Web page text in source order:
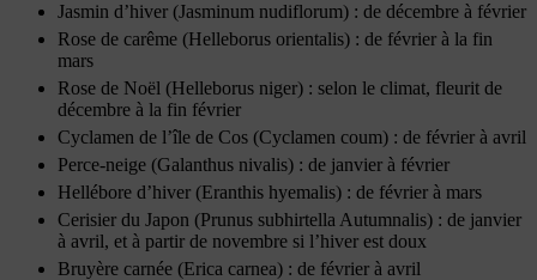
Jasmin d’hiver (Jasminum nudiflorum) : de décembre à février
Rose de carême (Helleborus orientalis) : de février à la fin
mars
Rose de Noël (Helleborus niger) : selon le climat, fleurit de
décembre à la fin février
Cyclamen de l’île de Cos (Cyclamen coum) : de février à avril
Perce-neige (Galanthus nivalis) : de janvier à février
Hellébore d’hiver (Eranthis hyemalis) : de février à mars
Cerisier du Japon (Prunus subhirtella Autumnalis) : de janvier
à avril, et à partir de novembre si l’hiver est doux
Bruyère carnée (Erica carnea) : de février à avril